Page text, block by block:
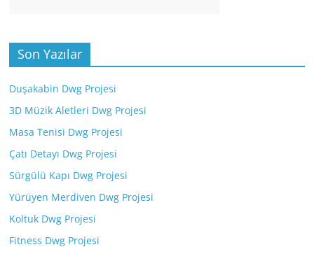
Son Yazılar
Duşakabin Dwg Projesi
3D Müzik Aletleri Dwg Projesi
Masa Tenisi Dwg Projesi
Çatı Detayı Dwg Projesi
Sürgülü Kapı Dwg Projesi
Yürüyen Merdiven Dwg Projesi
Koltuk Dwg Projesi
Fitness Dwg Projesi